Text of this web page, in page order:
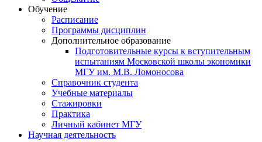
Обучение
Расписание
Программы дисциплин
Дополнительное образование
Подготовительные курсы к вступительным
испытаниям Московской школы экономики
МГУ им. М.В. Ломоносова
Справочник студента
Учебные материалы
Стажировки
Практика
Личный кабинет МГУ
Научная деятельность